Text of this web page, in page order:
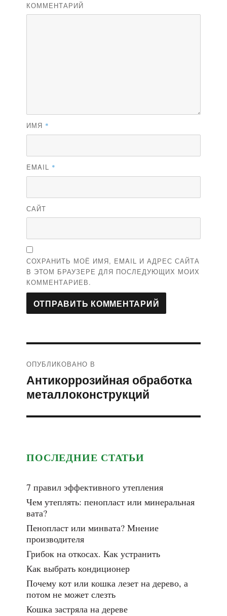
КОММЕНТАРИЙ
ИМЯ *
EMAIL *
САЙТ
СОХРАНИТЬ МОЁ ИМЯ, EMAIL И АДРЕС САЙТА
В ЭТОМ БРАУЗЕРЕ ДЛЯ ПОСЛЕДУЮЩИХ МОИХ
КОММЕНТАРИЕВ.
Навигация
по
записям
ОПУБЛИКОВАНО В
Антикоррозийная обработка
металлоконструкций
ПОСЛЕДНИЕ СТАТЬИ
7 правил эффективного утепления
Чем утеплять: пенопласт или минеральная
вата?
Пенопласт или минвата? Мнение
производителя
Грибок на откосах. Как устранить
Как выбрать кондиционер
Почему кот или кошка лезет на дерево, а
потом не может слезть
Кошка застряла на дереве